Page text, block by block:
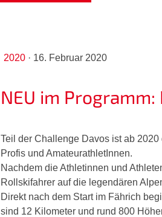
2020 · 16. Februar 2020
NEU im
Teil der Challenge Davos ist ab
Profis und AmateurathletInnen.
Nachdem die Athletinnen und
Rollskifahrer auf die legendären
Direkt nach dem Start im Fährich
sind 12 Kilometer und rund 800